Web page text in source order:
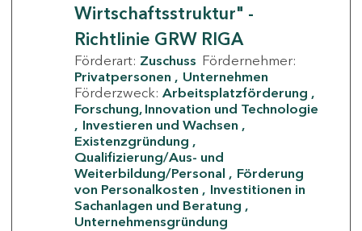
Wirtschaftsstruktur" -
Richtlinie GRW RIGA
Förderart: Zuschuss Fördernehmer:
Privatpersonen
Unternehmen
Förderzweck: Arbeitsplatzförderung
Forschung, Innovation und Technologie
Investieren und Wachsen
Existenzgründung
Qualifizierung/Aus- und
Weiterbildung/Personal
Förderung
von Personalkosten
Investitionen in
Sachanlagen und Beratung
Unternehmensgründung